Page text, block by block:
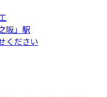
阪」駅
ください